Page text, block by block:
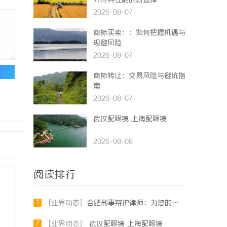
2026-08-07
商标买卖：：如何把握机遇与
规避风险
2026-08-07
商标转让：交易风险与避坑指
南
2026-08-07
武汉配眼镜 上海配眼镜
2026-08-06
阅读排行
1 [业界动态] 合肥刑事辩护律师：为您的权益保驾护航
2 [业界动态] 武汉配眼镜 上海配眼镜